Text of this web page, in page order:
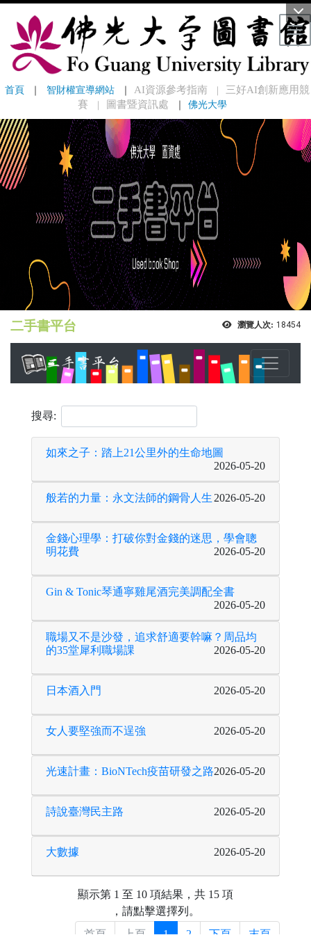
首頁 ｜ 智財權宣導網站 ｜ AI資源參考指南
三好AI創新應用競
賽
圖書暨資訊處 ｜ 佛光大學
瀏覽人次: 18454
二手書平台